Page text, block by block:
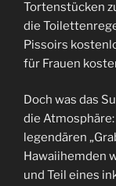
Tortenstücken
die
Pissoirs
für Frauen
Doch was das
die
legendären
Hawaiihemden
und Teil eines